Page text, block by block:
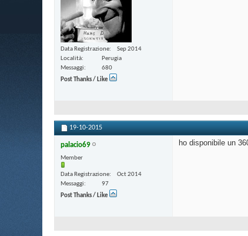
Data Registrazione
Sep 2014
Località
Perugia
Messaggi
680
Post Thanks / Like
19-10-2015
palacio69
Member
Data Registrazione
Oct 2014
Messaggi
97
Post Thanks / Like
ho disponibile un